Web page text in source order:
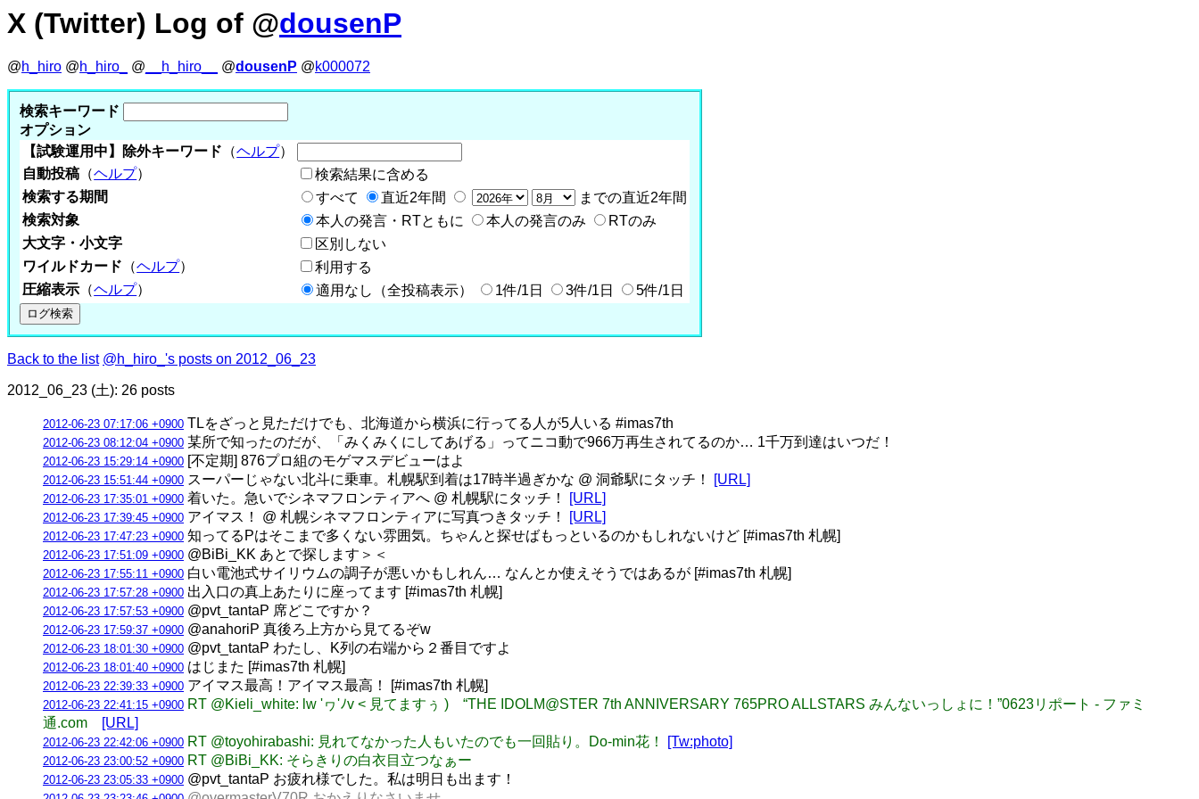
X (Twitter) Log of @dousenP
@h_hiro @h_hiro_ @ __h_hiro__ @dousenP @k000072
検索キーワード
オプション
【試験運用中】除外キーワード （ヘルプ）
自動投稿 （ヘルプ）
検索結果に含める
検索する期間
すべて 直近2年間
までの直近2年間
検索対象
本人の発言・RTともに 本人の発言のみ
RTのみ
大文字・小文字
区別しない
ワイルドカード （ヘルプ）
利用する
圧縮表示 （ヘルプ） 適用なし（全投稿表示） 1件/1日 3件/1日 5件/1日
Back to the list @h_hiro_'s posts on 2012_06_23
2012_06_23 (土): 26 posts
2012-06-23 07:17:06 +0900 TLをざっと見ただけでも、北海道から横浜に行ってる人が5人いる #imas7th
2012-06-23 08:12:04 +0900 某所で知ったのだが、「みくみくにしてあげる」ってニコ動で966万再生されてるのか… 1千万到達はいつだ！
2012-06-23 15:29:14 +0900 [不定期] 876プロ組のモゲマスデビューはよ
2012-06-23 15:51:44 +0900 スーパーじゃない北斗に乗車。札幌駅到着は17時半過ぎかな @ 洞爺駅にタッチ！ [URL]
2012-06-23 17:35:01 +0900 着いた。急いでシネマフロンティアへ @ 札幌駅にタッチ！ [URL]
2012-06-23 17:39:45 +0900 アイマス！ @ 札幌シネマフロンティアに写真つきタッチ！ [URL]
2012-06-23 17:47:23 +0900 知ってるPはそこまで多くない雰囲気。ちゃんと探せばもっといるのかもしれないけど [#imas7th 札幌]
2012-06-23 17:51:09 +0900 @BiBi_KK あとで探します＞＜
2012-06-23 17:55:11 +0900 白い電池式サイリウムの調子が悪いかもしれん… なんとか使えそうではあるが [#imas7th 札幌]
2012-06-23 17:57:28 +0900 出入口の真上あたりに座ってます [#imas7th 札幌]
2012-06-23 17:57:53 +0900 @pvt_tantaP 席どこですか？
2012-06-23 17:59:37 +0900 @anahoriP 真後ろ上方から見てるぞw
2012-06-23 18:01:30 +0900 @pvt_tantaP わたし、K列の右端から２番目ですよ
2012-06-23 18:01:40 +0900 はじまた [#imas7th 札幌]
2012-06-23 22:39:33 +0900 アイマス最高！アイマス最高！ [#imas7th 札幌]
2012-06-23 22:41:15 +0900 RT @Kieli_white: lw 'ヮ'ﾉv < 見てますぅ ) “THE IDOLM@STER 7th ANNIVERSARY 765PRO ALLSTARS みんないっしょに！”0623リポート - ファミ
通.com
[URL]
2012-06-23 22:42:06 +0900 RT @toyohirabashi: 見れてなかった人もいたのでも一回貼り。Do-min花！ [Tw:photo]
2012-06-23 23:00:52 +0900 RT @BiBi_KK: そらきりの白衣目立つなぁー
2012-06-23 23:05:33 +0900 @pvt_tantaP お疲れ様でした。私は明日も出ます！